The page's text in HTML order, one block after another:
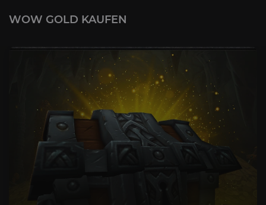
WOW GOLD KAUFEN